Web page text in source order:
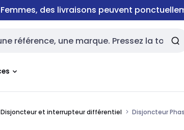
des livraisons peuvent
Disjoncteur et interrupteur différentiel Disjoncteur